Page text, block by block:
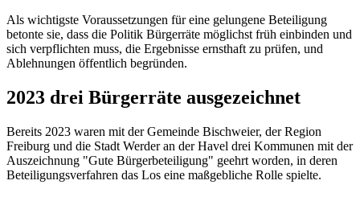
Als wichtigste Voraussetzungen für eine gelungene Beteiligung
betonte sie, dass die Politik Bürgerräte möglichst früh einbinden und
sich verpflichten muss, die Ergebnisse ernsthaft zu prüfen, und
Ablehnungen öffentlich begründen.
2023 drei Bürgerräte ausgezeichnet
Bereits 2023 waren mit der Gemeinde Bischweier, der Region
Freiburg und die Stadt Werder an der Havel drei Kommunen mit der
Auszeichnung "Gute Bürgerbeteiligung" geehrt worden, in deren
Beteiligungsverfahren das Los eine maßgebliche Rolle spielte.